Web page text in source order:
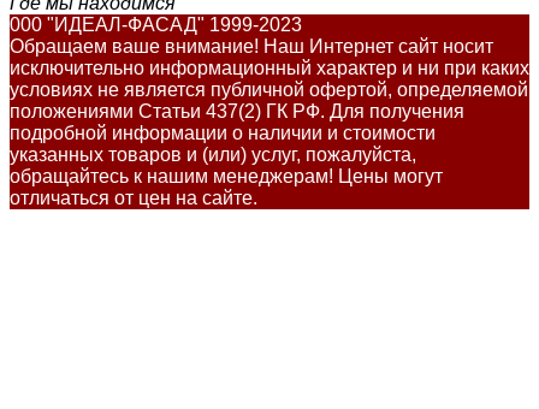
000 "ИДЕАЛ-ФАСАД" 1999-2023
Обращаем ваше внимание! Наш Интернет сайт носит
исключительно информационный характер и ни при каких
условиях не является публичной офертой, определяемой
положениями Статьи 437(2) ГК РФ. Для получения
подробной информации о наличии и стоимости
указанных товаров и (или) услуг, пожалуйста,
обращайтесь к нашим менеджерам! Цены могут
отличаться от цен на сайте.